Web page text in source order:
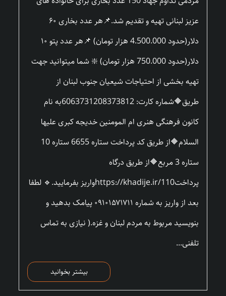
عزیز لبنانی تهیه و تقدیم شد.📌هر عدد بخاری ۶۰
دلار(حدود 4.500.000 هزار تومان) 📌هر عدد پتو ۱۰
دلار(حدود 750.000 هزار تومان) ❇️ شما میتوانید جهت
تهیه بخشی از احتیاجات شیعیان جنوب لبنان از
طریق🔶شماره کارت: 6063731208373812به نام
کانون فرهنگی هنری ام المومنین خدیجه کبری علیها
السلام🔶از طریق کد پرداخت ستاره 6655 ستاره 10
ستاره 3 مربع🔶از طریق درگاه
پرداختhttps://khadije.ir/110واریز بفرمایید.🔹 لطفا
بعد از واریز به شماره ۰۹۱۰۱۵۷۱۷۱۱ پیامک بدهید و
بنویسید مربوط به مردم لبنان و غزه.( نیازی به تماس
تلفنی...
بیشتر بخوانید